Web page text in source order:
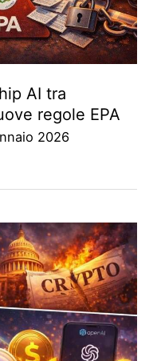
AI tra
regole EPA
2026